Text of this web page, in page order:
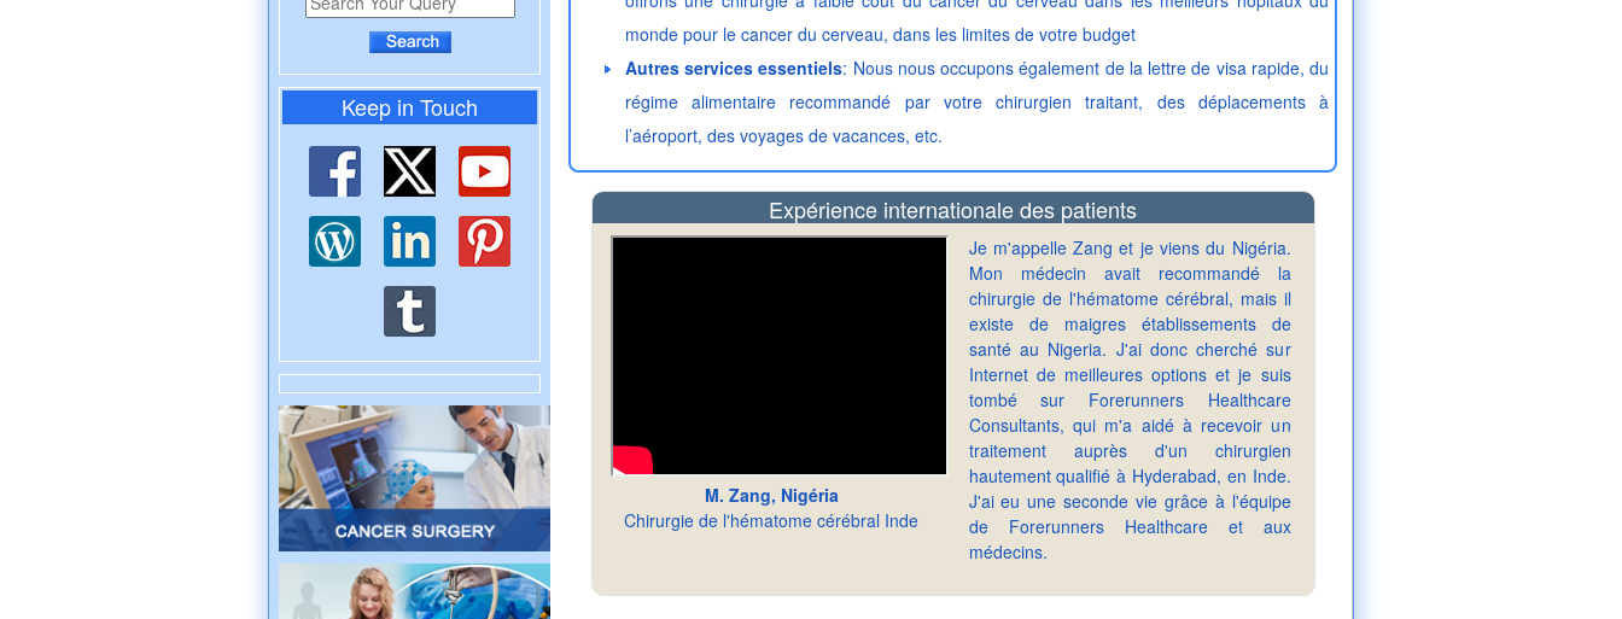
Keep in Touch
monde pour le cancer du cerveau, dans les limites de votre budget
Autres services essentiels: Nous nous occupons également de la lettre de visa rapide, du
régime alimentaire recommandé par votre chirurgien traitant, des déplacements à
l’aéroport, des voyages de vacances, etc.
Expérience internationale des patients
M. Zang, Nigéria
Chirurgie de l'hématome cérébral Inde
Je m'appelle Zang et je viens du Nigéria.
Mon médecin avait recommandé la
chirurgie de l'hématome cérébral, mais il
existe de maigres établissements de
santé au Nigeria. J'ai donc cherché sur
Internet de meilleures options et je suis
tombé sur Forerunners Healthcare
Consultants, qui m'a aidé à recevoir un
traitement auprès d'un chirurgien
hautement qualifié à Hyderabad, en Inde.
J'ai eu une seconde vie grâce à l'équipe
de Forerunners Healthcare et aux
médecins.